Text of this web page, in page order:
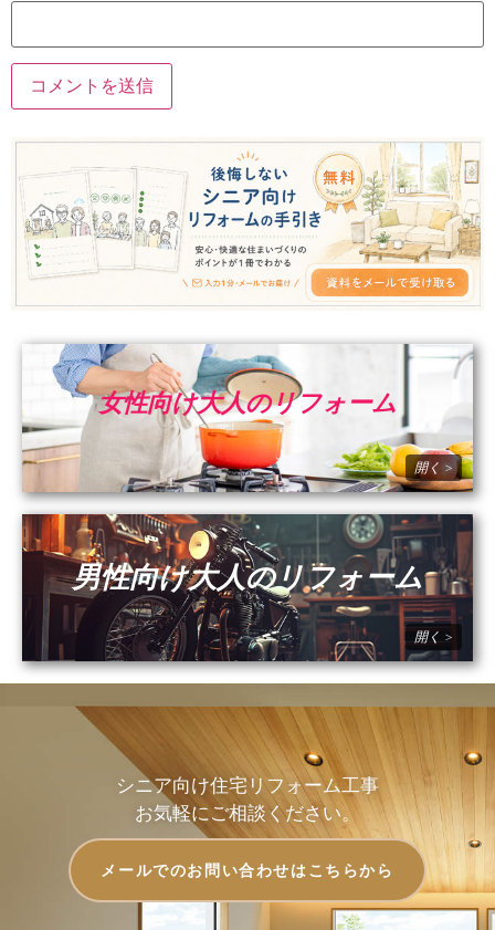
女性向け大人のリフォーム
男性向け大人のリフォーム
シニア向け住宅リフォーム工事
お気軽にご相談ください。
メールでのお問い合わせはこちらから